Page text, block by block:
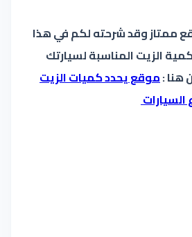
ممتاز وقد شرحته لكم في هذا
الزيت المناسبة لسيارتك
هنا :موقع يحدد كميات الزيت
السيارات